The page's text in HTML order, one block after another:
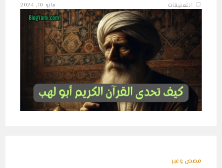
التعليقاتمعجزة
أبو
لهب
في
نهايته
مغلقة
مايو 10, 2024
قصص وعبر